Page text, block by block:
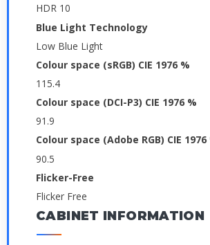
HDR 10
Blue Light Technology
Low Blue Light
Colour space (sRGB) CIE 1976 %
115.4
Colour space (DCI-P3) CIE 1976 %
91.9
Colour space (Adobe RGB) CIE 1976
90.5
Flicker-Free
Flicker Free
CABINET INFORMATION